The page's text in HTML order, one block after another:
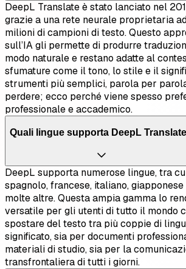
DeepL Translate è stato lanciato nel
grazie a una rete neurale proprietaria
milioni di campioni di testo. Questo
sull’IA gli permette di produrre
modo naturale e restano adatte al
sfumature come il tono, lo stile e il
strumenti più semplici, parola per
perdere; ecco perché viene spesso
professionale e accademico.
Quali lingue supporta DeepL
DeepL supporta numerose lingue, tra
spagnolo, francese, italiano,
molte altre. Questa ampia gamma lo
versatile per gli utenti di tutto il mondo
spostare del testo tra più coppie di
significato, sia per documenti
materiali di studio, sia per la
transfrontaliera di tutti i giorni.